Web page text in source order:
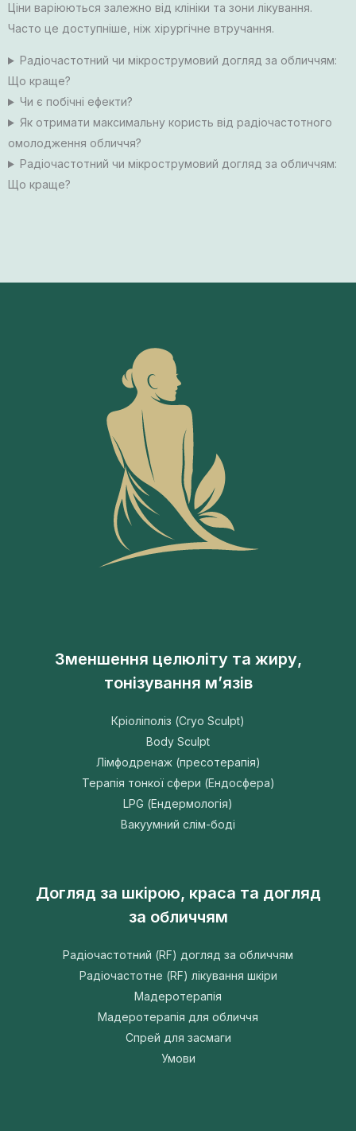
Ціни варіюються залежно від клініки та зони лікування.
Часто це доступніше, ніж хірургічне втручання.
Радіочастотний чи мікрострумовий догляд за обличчям:
Що краще?
Чи є побічні ефекти?
Як отримати максимальну користь від радіочастотного
омолодження обличчя?
Радіочастотний чи мікрострумовий догляд за обличчям:
Що краще?
Зменшення целюліту та жиру,
тонізування м’язів
Кріоліполіз (Cryo Sculpt)
Body Sculpt
Лімфодренаж (пресотерапія)
Терапія тонкої сфери (Ендосфера)
LPG (Ендермологія)
Вакуумний слім-боді
Догляд за шкірою, краса та догляд
за обличчям
Радіочастотний (RF) догляд за обличчям
Радіочастотне (RF) лікування шкіри
Мадеротерапія
Мадеротерапія для обличчя
Спрей для засмаги
Умови